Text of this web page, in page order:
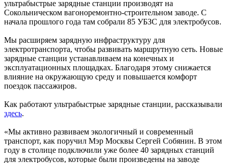
ультрабыстрые зарядные станции производят на
Сокольническом вагоноремонтно-строительном заводе. С
начала прошлого года там собрали 85 УБЗС для электробусов.
Мы расширяем зарядную инфраструктуру для
электротранспорта, чтобы развивать маршрутную сеть. Новые
зарядные станции устанавливаем на конечных и
эксплуатационных площадках. Благодаря этому снижается
влияние на окружающую среду и повышается комфорт
поездок пассажиров.
Как работают ультрабыстрые зарядные станции, рассказывали
здесь.
«Мы активно развиваем экологичный и современный
транспорт, как поручил Мэр Москвы Сергей Собянин. В этом
году в столице подключили уже более 40 зарядных станций
для электробусов, которые были произведены на заводе